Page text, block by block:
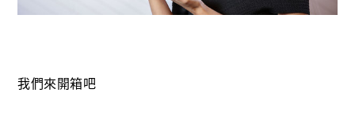
我們來開箱吧